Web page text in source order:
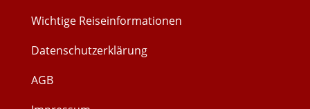
Wichtige Reiseinformationen
Datenschutzerklärung
AGB